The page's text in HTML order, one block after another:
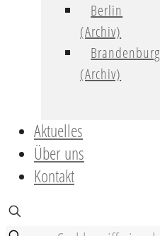
Berlin
(Archiv)
Brandenburg
(Archiv)
Aktuelles
Über uns
Kontakt